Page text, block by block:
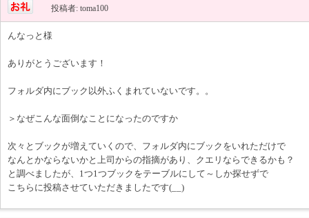
投稿者: toma100
んなっと様
ありがとうございます！
フォルダ内にブック以外ふくまれていないです。。
＞なぜこんな面倒なことになったのですか
次々とブックが増えていくので、フォルダ内にブックをいれただけで
なんとかならないかと上司からの指摘があり、クエリならできるかも？
と調べましたが、1つ1つブックをテーブルにして～しか探せずで
こちらに投稿させていただきましたです(__)